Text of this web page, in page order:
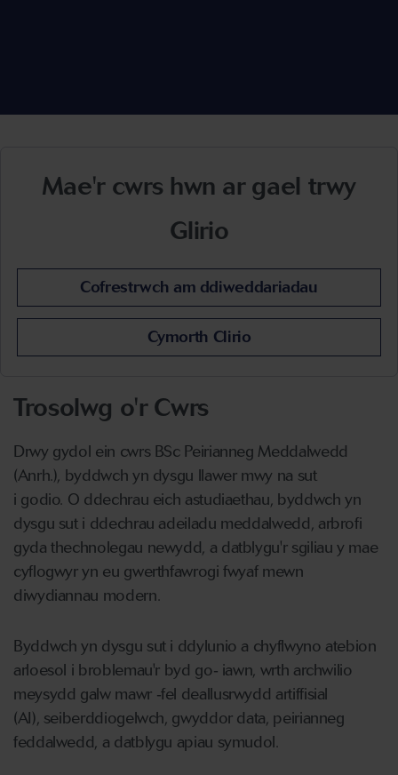
Mae'r cwrs hwn ar gael trwy
Glirio
Cofrestrwch am ddiweddariadau
Cymorth Clirio
Trosolwg o'r Cwrs
Drwy gydol ein cwrs BSc Peirianneg Meddalwedd
(Anrh.), byddwch yn dysgu llawer mwy na sut
i godio. O ddechrau eich astudiaethau, byddwch yn
dysgu sut i ddechrau adeiladu meddalwedd, arbrofi
gyda thechnolegau newydd, a datblygu'r sgiliau y mae
cyflogwyr yn eu gwerthfawrogi fwyaf mewn
diwydiannau modern.
Byddwch yn dysgu sut i ddylunio a chyflwyno atebion
arloesol i broblemau'r byd go‑ iawn, wrth archwilio
meysydd galw mawr ‑fel deallusrwydd artiffisial
(AI), seiberddiogelwch, gwyddor data, peirianneg
feddalwedd, a datblygu apiau symudol.